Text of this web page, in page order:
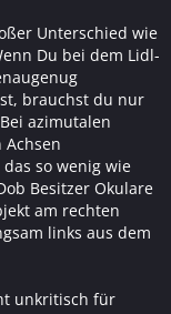
Unterschied wie
Du bei dem Lidl-
brauchst du nur
azimutalen
so wenig wie
Besitzer Okulare
am rechten
links aus dem
unkritisch für